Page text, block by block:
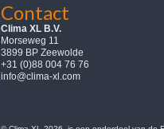
Contact
Clima XL B.V.
Morseweg 11
3899 BP Zeewolde
+31 (0)88 004 76 76
info@clima-xl.com